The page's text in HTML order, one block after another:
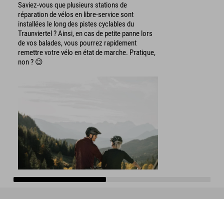
Saviez-vous que plusieurs stations de
réparation de vélos en libre-service sont
installées le long des pistes cyclables du
Traunviertel ? Ainsi, en cas de petite panne lors
de vos balades, vous pourrez rapidement
remettre votre vélo en état de marche. Pratique,
non ? 😉